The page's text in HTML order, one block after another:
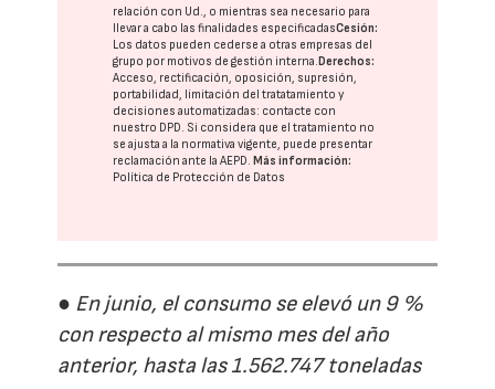
relación con Ud., o mientras sea necesario para
llevar a cabo las finalidades especificadasCesión:
Los datos pueden cederse a otras empresas del
grupo por motivos de gestión interna. Derechos:
Acceso, rectificación, oposición, supresión,
portabilidad, limitación del tratatamiento y
decisiones automatizadas: contacte con
nuestro DPD. Si considera que el tratamiento no
se ajusta a la normativa vigente, puede presentar
reclamación ante laAEPD. Más información:
Política de Protección de Datos
● En junio, el consumo se elevó un 9 %
con respecto al mismo mes del año
anterior, hasta las 1.562.747 toneladas